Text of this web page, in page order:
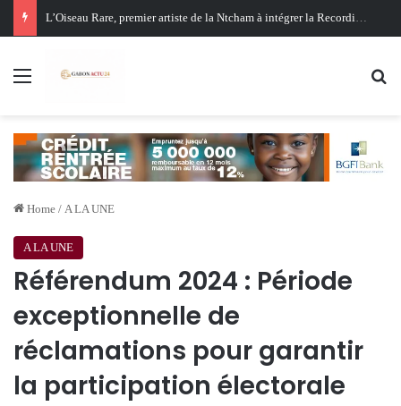
Oligui Nguema au Ghana : Libreville mise sur Accra pour renforcer sa stratégie diplomatique et économique
Menu
Home / A LA UNE
A LA UNE
Référendum 2024 : Période
exceptionnelle de
réclamations pour garantir
la participation électorale